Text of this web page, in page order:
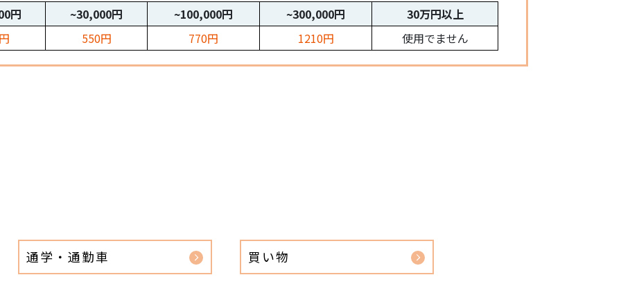
円 ~30,000円 ~100,000円 ~300,000円
30万円以上
550円 770円 1210円 使用でません
通学・通勤車 買い物